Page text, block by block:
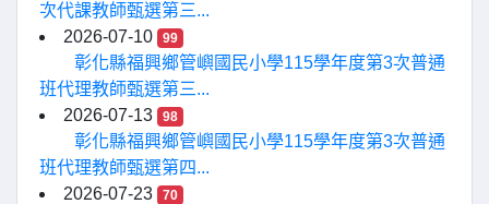
次代課教師甄選第三...
2026-07-10
99
彰化縣福興鄉管嶼國民小學115學年度第3次普通
班代理教師甄選第三...
2026-07-13
98
彰化縣福興鄉管嶼國民小學115學年度第3次普通
班代理教師甄選第四...
2026-07-23
70